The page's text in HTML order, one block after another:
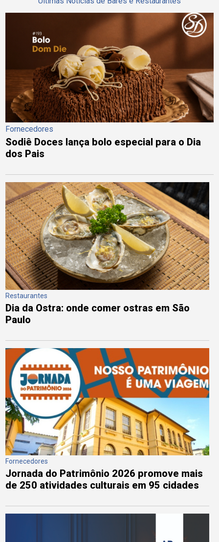
Fornecedores
Sodiê Doces lança bolo especial para o Dia
dos Pais
Restaurantes
Dia da Ostra: onde comer ostras em São
Paulo
Fornecedores
Jornada do Patrimônio 2026 promove mais
de 250 atividades culturais em 95 cidades